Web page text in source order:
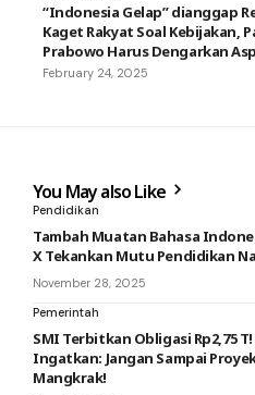
“Indonesia Gelap” dianggap
Kaget Rakyat Soal Kebijakan,
Prabowo Harus Dengarkan
February 24, 2025
You May also Like
Pendidikan
Tambah Muatan Bahasa
X Tekankan Mutu Pendidikan
November 28, 2025
Pemerintah
SMI Terbitkan Obligasi Rp2,75
Ingatkan: Jangan Sampai
Mangkrak!